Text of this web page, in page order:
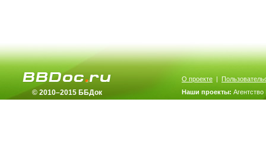
© 2010–2015 ББДок
О проекте |
Наши проекты: